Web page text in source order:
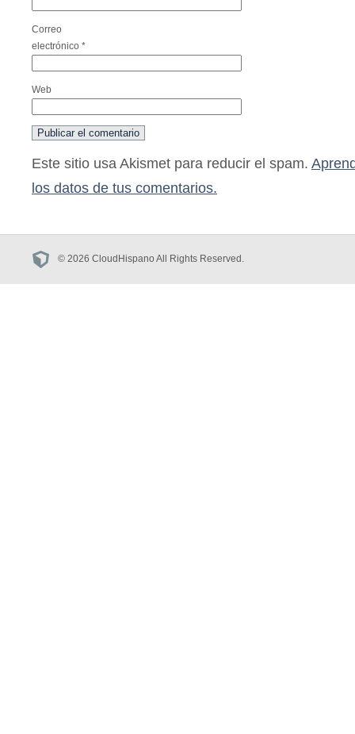
Correo
electrónico *
Web
Este sitio usa Akismet para reducir el spam.
los datos de tus comentarios.
© 2026 CloudHispano All Rights Reserved.